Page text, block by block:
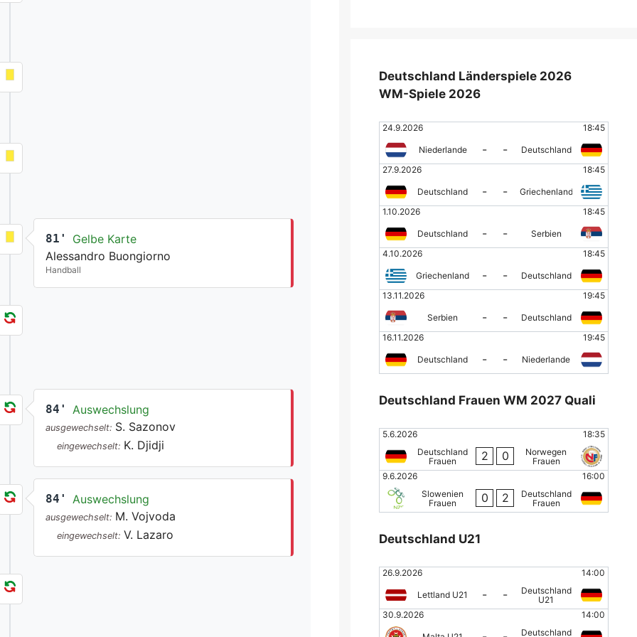
81'
Gelbe Karte
Alessandro Buongiorno
Handball
84' Auswechslung
ausgewechselt: S. Sazonov
eingewechselt: K. Djidji
84' Auswechslung
ausgewechselt: M. Vojvoda
eingewechselt: V. Lazaro
Deutschland Länderspiele 2026
WM-Spiele 2026
24.9.2026 18:45
Niederlande - -
Deutschland
27.9.2026
18:45
Deutschland - -
Griechenland
1.10.2026
18:45
Deutschland - -
Serbien
4.10.2026
18:45
Griechenland - -
Deutschland
13.11.2026
19:45
Serbien - -
Deutschland
16.11.2026
19:45
Deutschland - - Niederlande
Deutschland Frauen WM 2027 Quali
5.6.2026
18:35
Deutschland
Frauen
2 0
Norwegen
Frauen
9.6.2026
16:00
Slowenien
Frauen
0 2
Deutschland
Frauen
Deutschland U21
26.9.2026 14:00
Lettland U21 - -
Deutschland
U21
30.9.2026
14:00
Deutschland